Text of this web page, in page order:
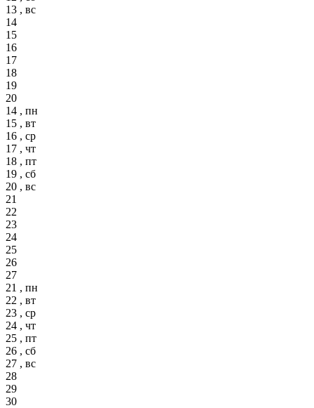
13 , вс
14
15
16
17
18
19
20
14 , пн
15 , вт
16 , ср
17 , чт
18 , пт
19 , сб
20 , вс
21
22
23
24
25
26
27
21 , пн
22 , вт
23 , ср
24 , чт
25 , пт
26 , сб
27 , вс
28
29
30